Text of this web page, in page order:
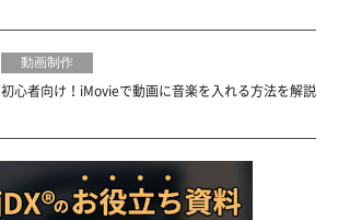
動画制作
初心者向け！iMovieで動画に音楽を入れる方法を解説